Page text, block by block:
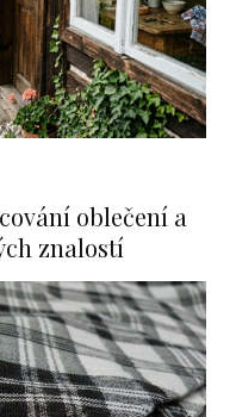
oblečení a
znalostí